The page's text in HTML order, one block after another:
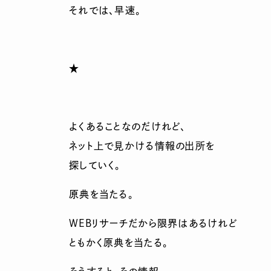
それでは、早速。
★
よくあることなのだけれど、
ネット上で見かける情報の出所を
探していく。
原典を当たる。
WEBリサーチだから限界はあるけれど
ともかく原典を当たる。